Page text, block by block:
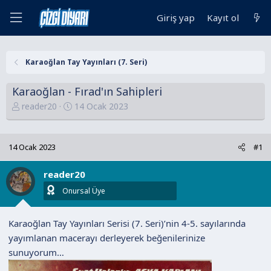
Giriş yap Kayıt ol
Karaoğlan Tay Yayınları (7. Seri)
Karaoğlan - Fırad'ın Sahipleri
K
o
u
y
u
B
a
l
a
t
a
reader20
B
a
a
n
g
ı
t
a
i
14 Ocak 2023
14 Ocak 2023 #1
reader20
Onursal Üye
Karaoğlan Tay Yayınları Serisi (7. Seri)’nin 4-5. sayılarında
yayımlanan macerayı derleyerek beğenilerinize
sunuyorum…